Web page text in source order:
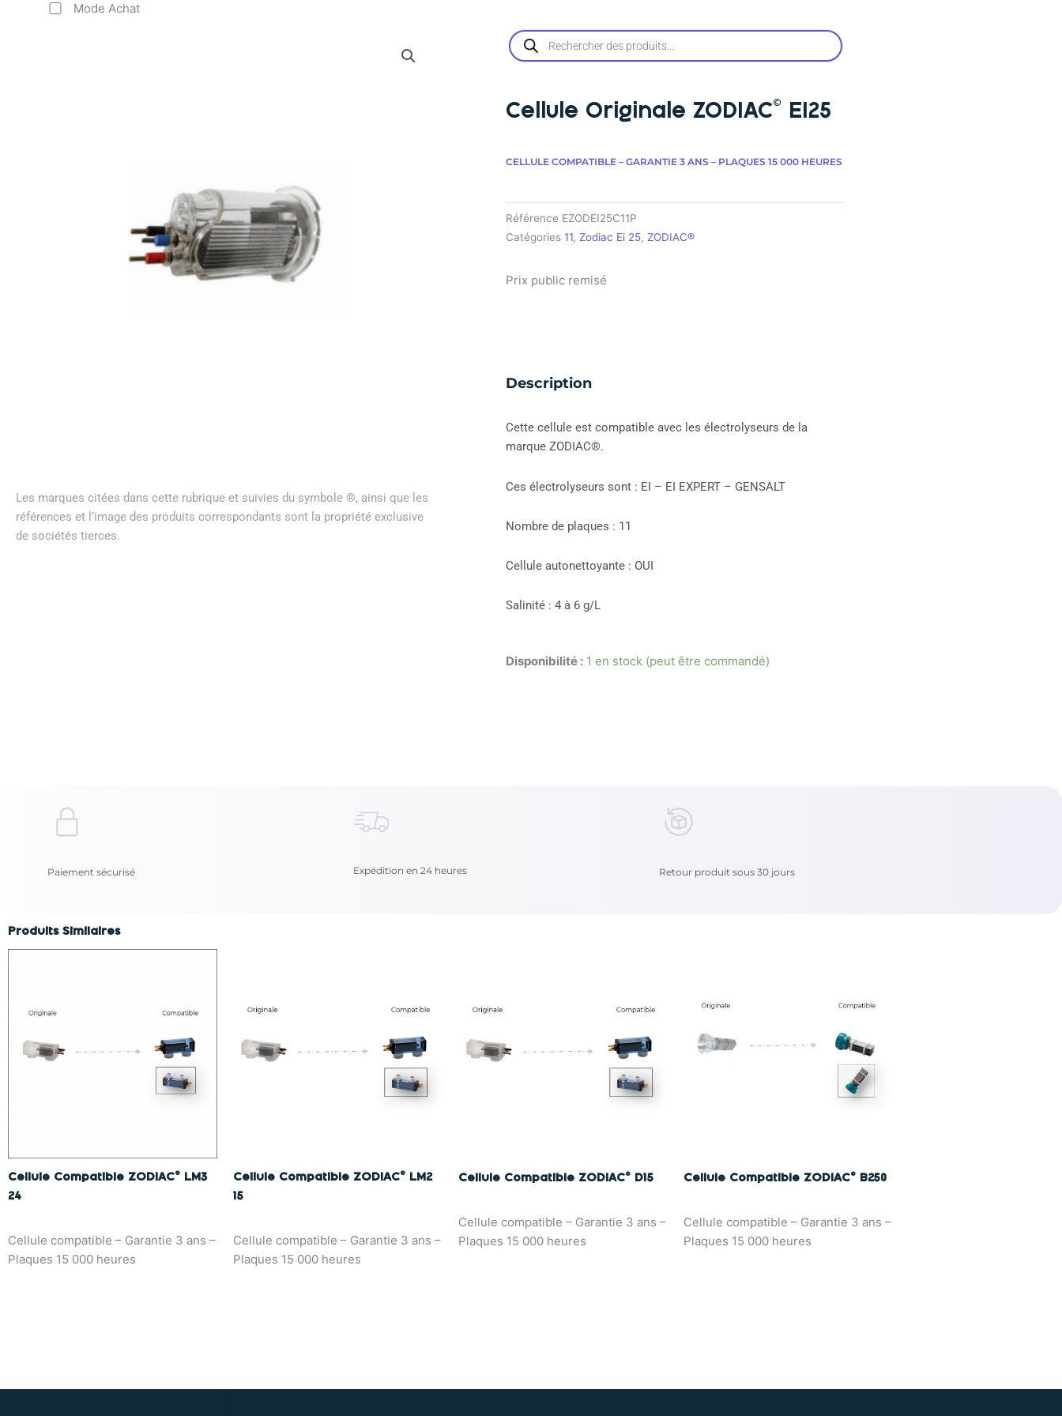
Mode Achat
Les marques citées dans cette rubrique et suivies du symbole ®, ainsi que les
références et l’image des produits correspondants sont la propriété exclusive
de sociétés tierces.
Recherche
de
produits
Cellule Originale ZODIAC© EI25
CELLULE COMPATIBLE – GARANTIE 3 ANS – PLAQUES 15 000 HEURES
Référence EZODEI25C11P
Catégories 11, Zodiac Ei 25, ZODIAC®
Prix public remisé
Description
Cette cellule est compatible avec les électrolyseurs de la
marque ZODIAC®.
Ces électrolyseurs sont : EI – EI EXPERT – GENSALT
Nombre de plaques : 11
Cellule autonettoyante : OUI
Salinité : 4 à 6 g/L
Disponibilité : 1 en stock (peut être commandé)
Paiement sécurisé Expédition en 24 heures Retour produit sous 30 jours
Produits Similaires
Cellule Compatible ZODIAC© LM3
24
Cellule compatible – Garantie 3 ans –
Plaques 15 000 heures
Cellule Compatible ZODIAC© LM2
15
Cellule compatible – Garantie 3 ans –
Plaques 15 000 heures
Cellule Compatible ZODIAC© D15
Cellule compatible – Garantie 3 ans –
Plaques 15 000 heures
Cellule Compatible ZODIAC© B250
Cellule compatible – Garantie 3 ans –
Plaques 15 000 heures